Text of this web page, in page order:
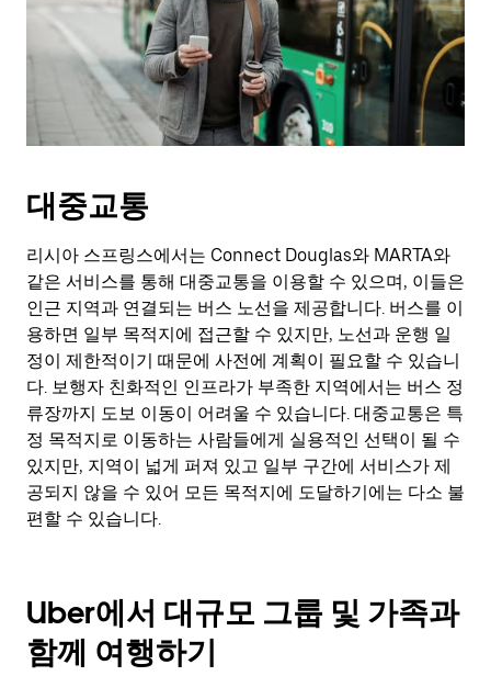
대중교통
리시아 스프링스에서는 Connect Douglas와 MARTA와
같은 서비스를 통해 대중교통을 이용할 수 있으며, 이들은
인근 지역과 연결되는 버스 노선을 제공합니다. 버스를 이
용하면 일부 목적지에 접근할 수 있지만, 노선과 운행 일
정이 제한적이기 때문에 사전에 계획이 필요할 수 있습니
다. 보행자 친화적인 인프라가 부족한 지역에서는 버스 정
류장까지 도보 이동이 어려울 수 있습니다. 대중교통은 특
정 목적지로 이동하는 사람들에게 실용적인 선택이 될 수
있지만, 지역이 넓게 퍼져 있고 일부 구간에 서비스가 제
공되지 않을 수 있어 모든 목적지에 도달하기에는 다소 불
편할 수 있습니다.
Uber에서 대규모 그룹 및 가족과
함께 여행하기